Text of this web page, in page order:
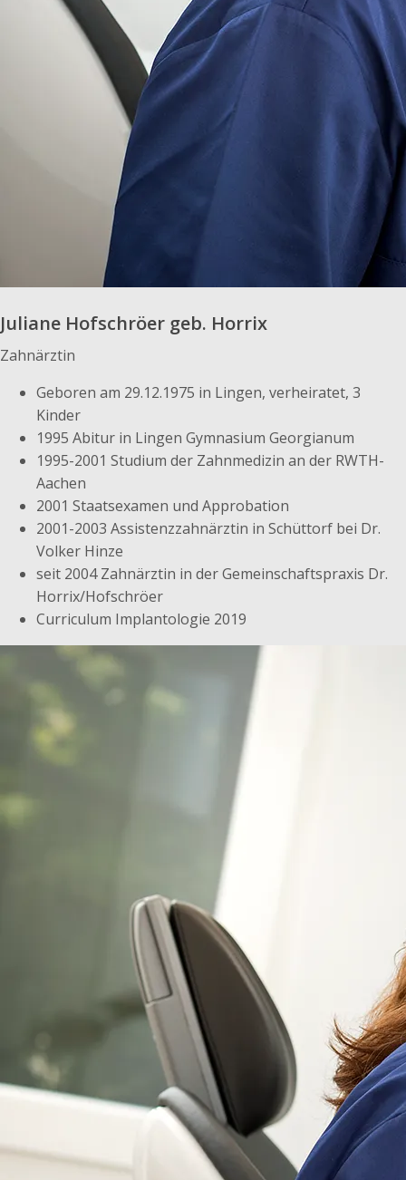
Juliane Hofschröer geb. Horrix
Zahnärztin
Geboren am 29.12.1975 in Lingen, verheiratet, 3
Kinder
1995 Abitur in Lingen Gymnasium Georgianum
1995-2001 Studium der Zahnmedizin an der RWTH-
Aachen
2001 Staatsexamen und Approbation
2001-2003 Assistenzzahnärztin in Schüttorf bei Dr.
Volker Hinze
seit 2004 Zahnärztin in der Gemeinschaftspraxis Dr.
Horrix/Hofschröer
Curriculum Implantologie 2019